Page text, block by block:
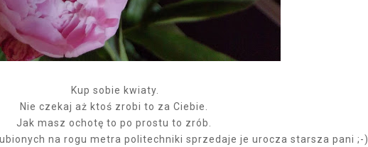
Kup sobie kwiaty.
Nie czekaj aż ktoś zrobi to za Ciebie.
Jak masz ochotę to po prostu to zrób.
na rogu metra politechniki sprzedaje je urocza starsza pani ;-)